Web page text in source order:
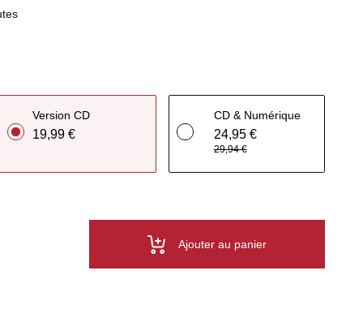
Version CD
19,99 €
CD & Numérique
24,95 €
29,94 €
Ajouter au panier